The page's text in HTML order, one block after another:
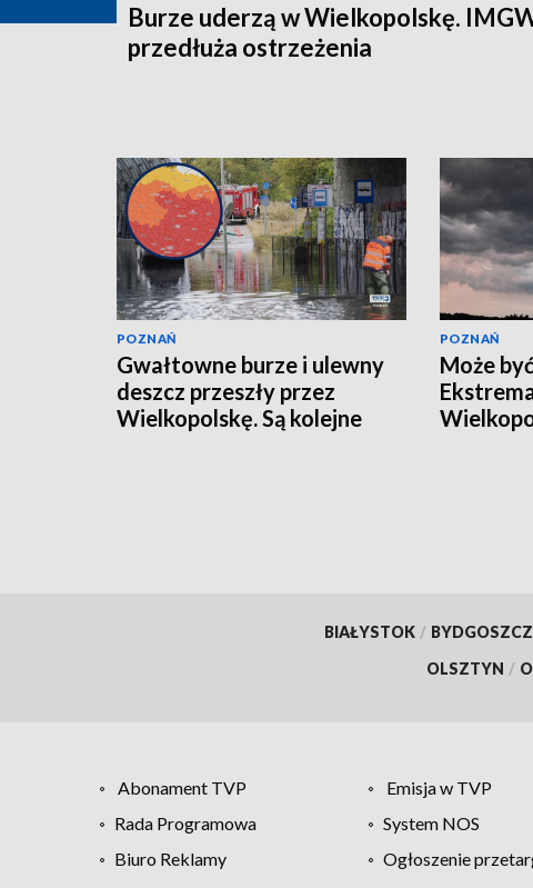
Burze uderzą w Wielkopolskę.
przedłuża ostrzeżenia
POZNAŃ
Gwałtowne burze i ulewny
deszcz przeszły przez
Wielkopolskę. Są kolejne
POZNAŃ
Może
BIAŁYSTOK / BYDGOSZCZ
OLSZTYN /
Abonament TVP Emisja w TVP
Rada Programowa
System NOS
Biuro Reklamy
Ogłoszenie